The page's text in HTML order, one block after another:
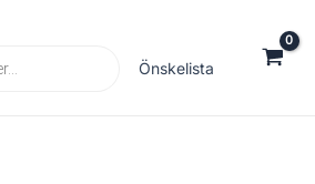
Önskelista